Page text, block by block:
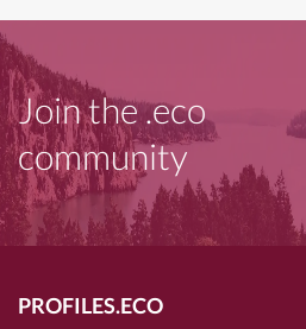
Join the .eco
community
PROFILES.ECO